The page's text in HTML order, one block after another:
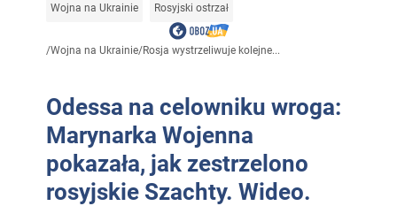
Wojna na Ukrainie Rosyjski ostrzał
/Wojna na Ukrainie/Rosja wystrzeliwuje kolejne...
Odessa na celowniku wroga:
Marynarka Wojenna
pokazała, jak zestrzelono
rosyjskie Szachty. Wideo.